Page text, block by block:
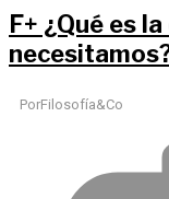
F+ ¿Qué es
PorFilosofía&Co